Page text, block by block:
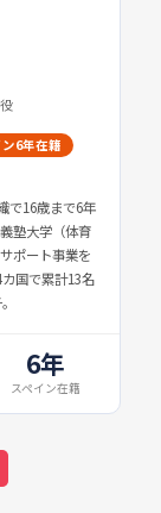
6年在籍
で16歳まで6年
塾大学（体育
ポート事業を
国で累計13名
6年
スペイン在籍